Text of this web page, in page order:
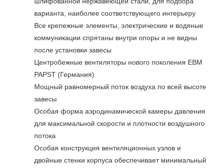
варианта, наиболее соответствующего интерьеру
Все крепежные элементы, электрические и водяные
коммуникации спрятаны внутри опоры и не видны
после установки завесы
Центробежные вентиляторы нового поколения EBM
PAPST (Германия)
Мощный равномерный поток воздуха по всей высоте
завесы
Особая форма аэродинамической камеры давления
для максимальной скорости и плотности воздушного
потока
Особая конструкция вентиляционных узлов и
двойные стенки корпуса обеспечивает минимальный